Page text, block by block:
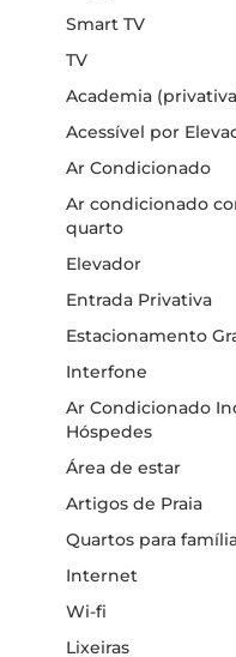
Smart TV
TV
Academia
Acessível por
Ar Condicionado
Ar condicionado
quarto
Elevador
Entrada Privativa
Estacionamento
Interfone
Ar Condicionado
Hóspedes
Área de estar
Artigos de Praia
Quartos para
Internet
Wi-fi
Lixeiras